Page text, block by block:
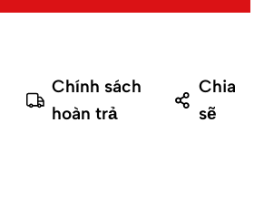
Chính sách
hoàn trả
Chia
sẽ